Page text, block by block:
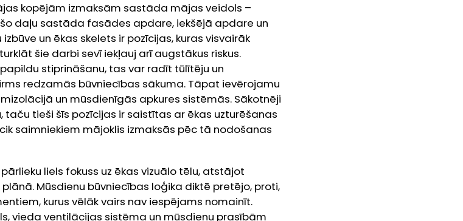
kopējām izmaksām sastāda mājas veidols –
daļu sastāda fasādes apdare, iekšējā apdare un
un ēkas skelets ir pozīcijas, kuras visvairāk
šie darbi sevī iekļauj arī augstākus riskus.
stiprināšanu, tas var radīt tūlītēju un
redzamās būvniecības sākuma. Tāpat ievērojamu
un mūsdienīgās apkures sistēmās. Sākotnēji
taču tieši šīs pozīcijas ir saistītas ar ēkas uzturēšanas
saimniekiem mājoklis izmaksās pēc tā nodošanas
liels fokuss uz ēkas vizuālo tēlu, atstājot
Mūsdienu būvniecības loģika diktē pretējo, proti,
kurus vēlāk vairs nav iespējams nomainīt.
vieda ventilācijas sistēma un mūsdienu prasībām